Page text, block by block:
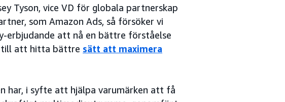
Tyson, vice VD för globala partnerskap
som Amazon Ads, så försöker vi
erbjudande att nå en bättre förståelse
till att hitta bättre sätt att maximera
har, i syfte att hjälpa varumärken att få